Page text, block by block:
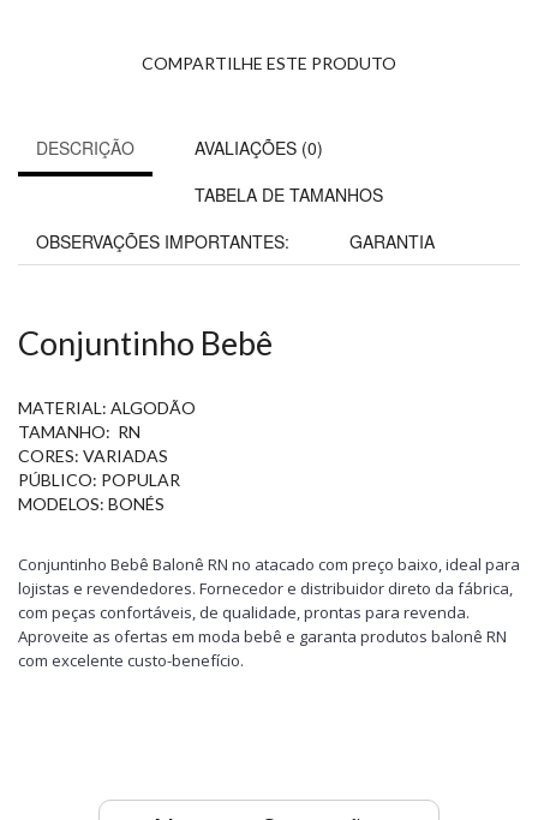
COMPARTILHE ESTE PRODUTO
DESCRIÇÃO
AVALIAÇÕES (0)
TABELA DE TAMANHOS
OBSERVAÇÕES IMPORTANTES:
GARANTIA
Conjuntinho Bebê
MATERIAL: ALGODÃO
TAMANHO: RN
CORES: VARIADAS
PÚBLICO: POPULAR
MODELOS: BONÉS
Conjuntinho Bebê Balonê RN no atacado com preço baixo, ideal para
lojistas e revendedores. Fornecedor e distribuidor direto da fábrica,
com peças confortáveis, de qualidade, prontas para revenda.
Aproveite as ofertas em moda bebê e garanta produtos balonê RN
com excelente custo-benefício.